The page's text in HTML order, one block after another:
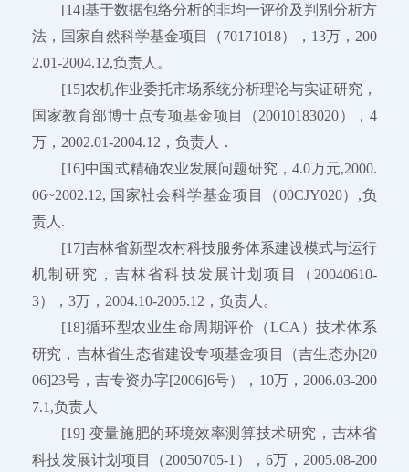
[14]基于数据包络分析的非均一评价及判别分析方
法，国家自然科学基金项目（70171018），13万，200
2.01-2004.12,负责人。
[15]农机作业委托市场系统分析理论与实证研究，
国家教育部博士点专项基金项目（20010183020），4
万，2002.01-2004.12，负责人．
[16]中国式精确农业发展问题研究，4.0万元,2000.
06~2002.12, 国家社会科学基金项目（00CJY020）,负
责人.
[17]吉林省新型农村科技服务体系建设模式与运行
机制研究，吉林省科技发展计划项目（20040610-
3），3万，2004.10-2005.12，负责人。
[18]循环型农业生命周期评价（LCA）技术体系
研究，吉林省生态省建设专项基金项目（吉生态办[20
06]23号，吉专资办字[2006]6号），10万，2006.03-200
7.1,负责人
[19] 变量施肥的环境效率测算技术研究，吉林省
科技发展计划项目（20050705-1），6万，2005.08-200